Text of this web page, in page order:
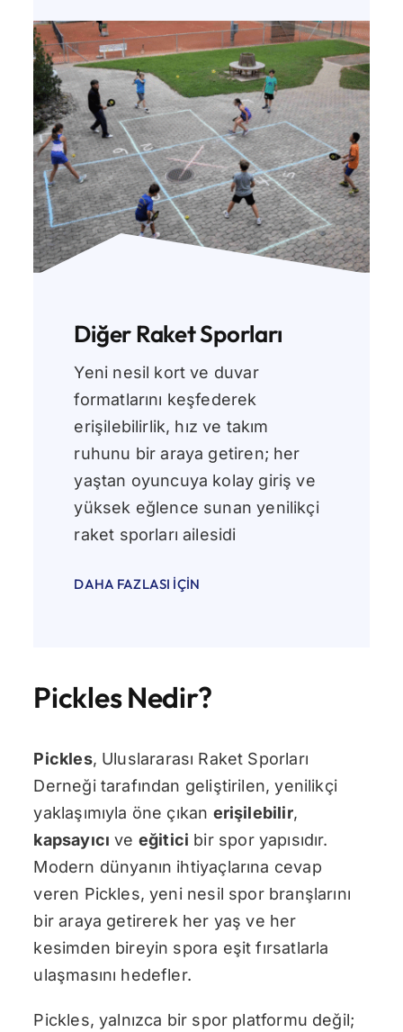
Diğer Raket Sporları
Yeni nesil kort ve duvar
formatlarını keşfederek
erişilebilirlik, hız ve takım
ruhunu bir araya getiren; her
yaştan oyuncuya kolay giriş ve
yüksek eğlence sunan yenilikçi
raket sporları ailesidi
DAHA FAZLASI İÇIN
Pickles Nedir?
Pickles, Uluslararası Raket Sporları
Derneği tarafından geliştirilen, yenilikçi
yaklaşımıyla öne çıkan erişilebilir,
kapsayıcı ve eğitici bir spor yapısıdır.
Modern dünyanın ihtiyaçlarına cevap
veren Pickles, yeni nesil spor branşlarını
bir araya getirerek her yaş ve her
kesimden bireyin spora eşit fırsatlarla
ulaşmasını hedefler.
Pickles, yalnızca bir spor platformu değil;